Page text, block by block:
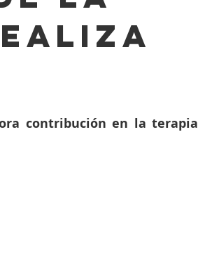
contribución en la terapia